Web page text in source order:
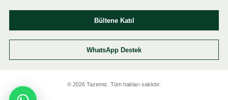
Bültene Katıl
WhatsApp Destek
© 2026 Tazemiz. Tüm hakları saklıdır.